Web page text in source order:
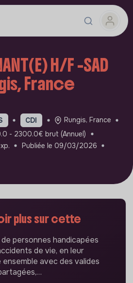
H/F -SAD
France
CDI
Rungis, France
- 2300.0€ brut (Annuel)
Publiée le 09/03/2026
plus sur cette
personnes handicapées
de vie, en leur
avec des valides